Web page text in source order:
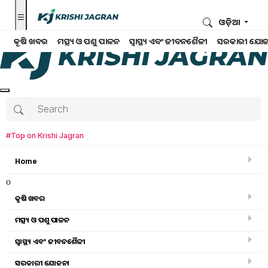
କୃଷି ଖବର ମତ୍ସ୍ୟ ଓ ପଶୁ ପାଳନ ସ୍ୱାସ୍ଥ୍ୟ ଏବଂ ଜୀବନଶୈଳୀ ସରକାରୀ
ଓଡ଼ିଆ
#Top on Krishi Jagran
Home
o
କୃଷି ଖବର
ମତ୍ସ୍ୟ ଓ ପଶୁ ପାଳନ
ସ୍ୱାସ୍ଥ୍ୟ ଏବଂ ଜୀବନଶୈଳୀ
ସରକାରୀ ଯୋଜନା
Search for:
MFOI Samridh kisan utsav